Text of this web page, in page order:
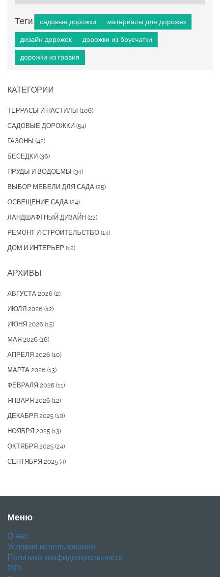
Теги: садовые дорожки материалы для дорожек
дизайн дорожек дорожки из брусчатки
дорожки из гравия
КАТЕГОРИИ
ТЕРРАСЫ И НАСТИЛЫ (106)
САДОВЫЕ ДОРОЖКИ (54)
ГАЗОНЫ (42)
БЕСЕДКИ (36)
ПРУДЫ И ВОДОЕМЫ (34)
ВЫБОР МЕБЕЛИ ДЛЯ САДА (25)
ОСВЕЩЕНИЕ САДА (24)
ЛАНДШАФТНЫЙ ДИЗАЙН (22)
РЕМОНТ И СТРОИТЕЛЬСТВО (14)
ДОМ И ИНТЕРЬЕР (12)
АРХИВЫ
АВГУСТА 2026 (2)
ИЮЛЯ 2026 (12)
ИЮНЯ 2026 (15)
МАЯ 2026 (16)
АПРЕЛЯ 2026 (10)
МАРТА 2026 (13)
ФЕВРАЛЯ 2026 (11)
ЯНВАРЯ 2026 (12)
ДЕКАБРЯ 2025 (10)
НОЯБРЯ 2025 (13)
ОКТЯБРЯ 2025 (24)
СЕНТЯБРЯ 2025 (4)
Меню
О нас
Условия использования
Политика конфиденциальности
PIPL